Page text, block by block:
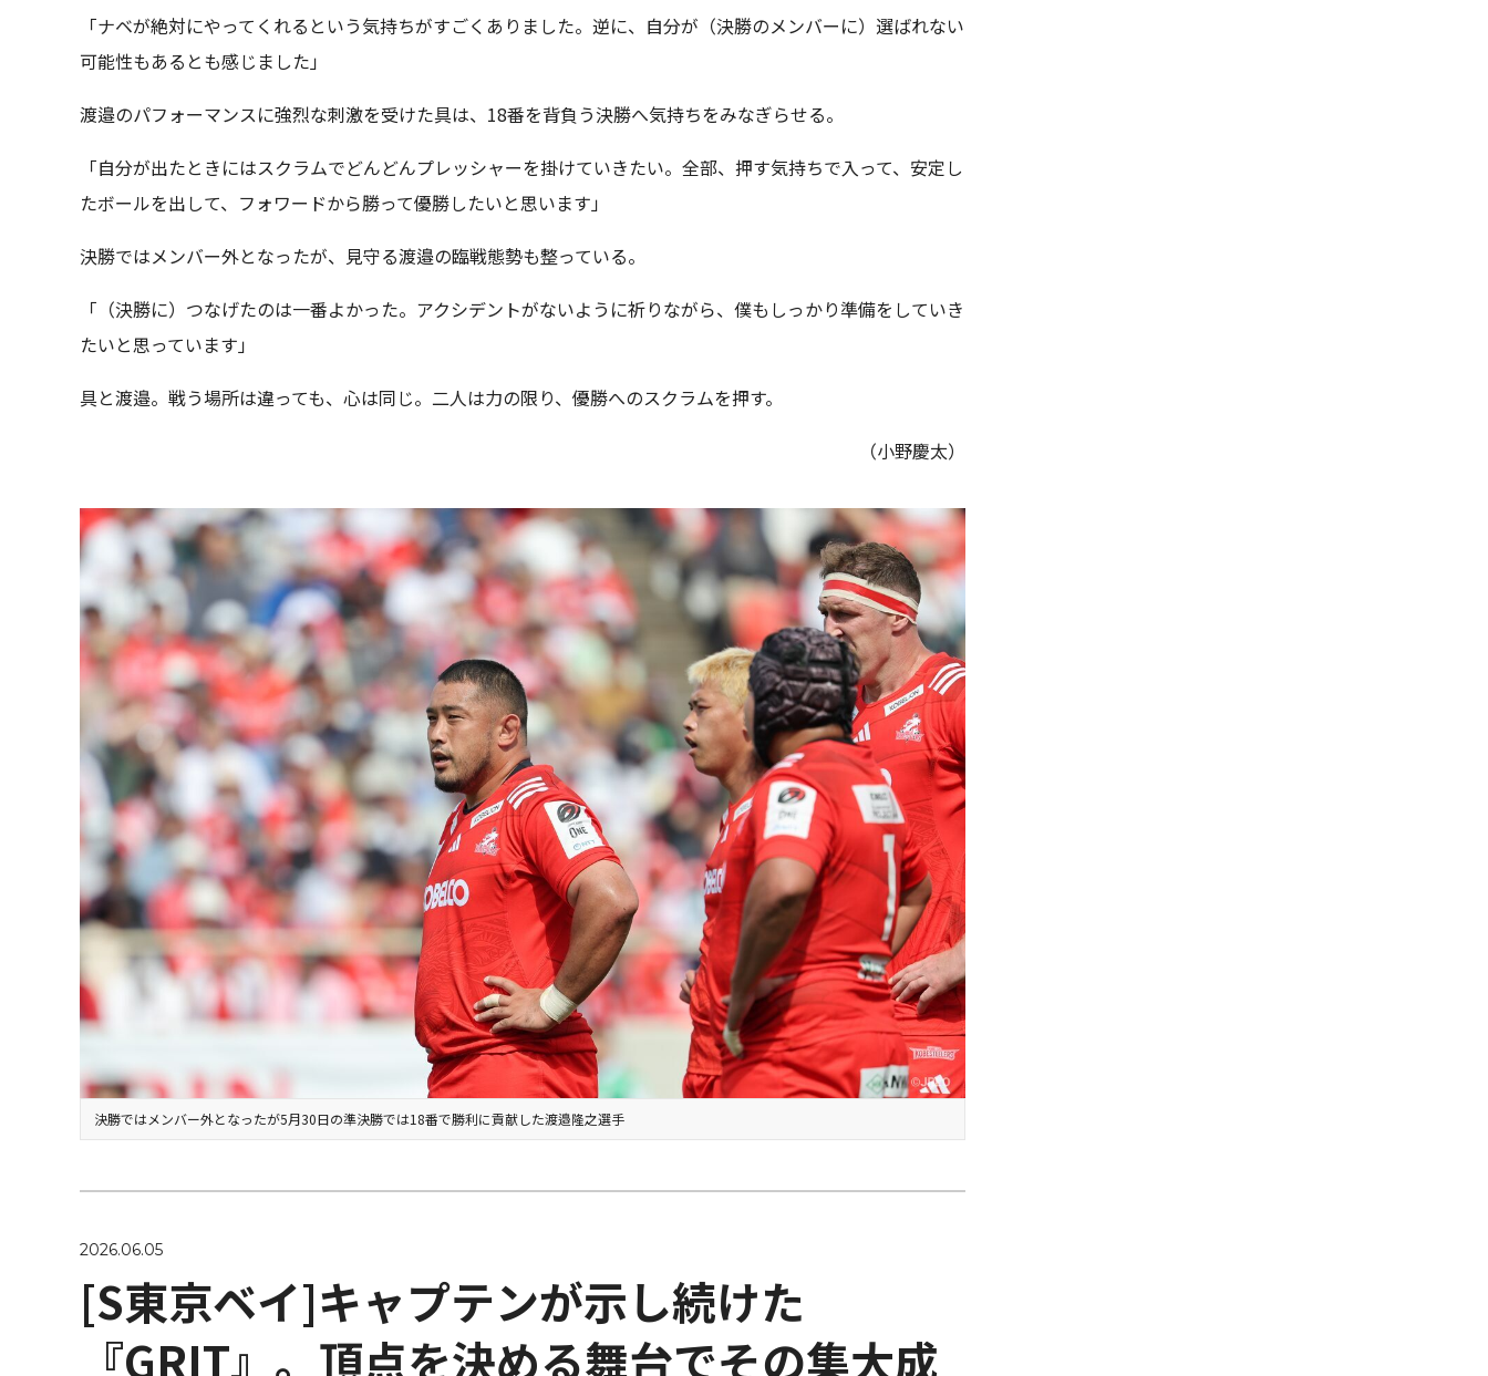
「ナベが絶対にやってくれるという気持ちがすごくありました。逆に、自分が（決勝のメンバーに）選ばれない
可能性もあるとも感じました」
渡邉のパフォーマンスに強烈な刺激を受けた具は、18番を背負う決勝へ気持ちをみなぎらせる。
「自分が出たときにはスクラムでどんどんプレッシャーを掛けていきたい。全部、押す気持ちで入って、安定し
たボールを出して、フォワードから勝って優勝したいと思います」
決勝ではメンバー外となったが、見守る渡邉の臨戦態勢も整っている。
「（決勝に）つなげたのは一番よかった。アクシデントがないように祈りながら、僕もしっかり準備をしていき
たいと思っています」
具と渡邉。戦う場所は違っても、心は同じ。二人は力の限り、優勝へのスクラムを押す。
（小野慶太）
決勝ではメンバー外となったが5月30日の準決勝では18番で勝利に貢献した渡邉隆之選手
2026.06.05
[S東京ベイ]キャプテンが示し続けた
『GRIT』。頂点を決める舞台でその集大成